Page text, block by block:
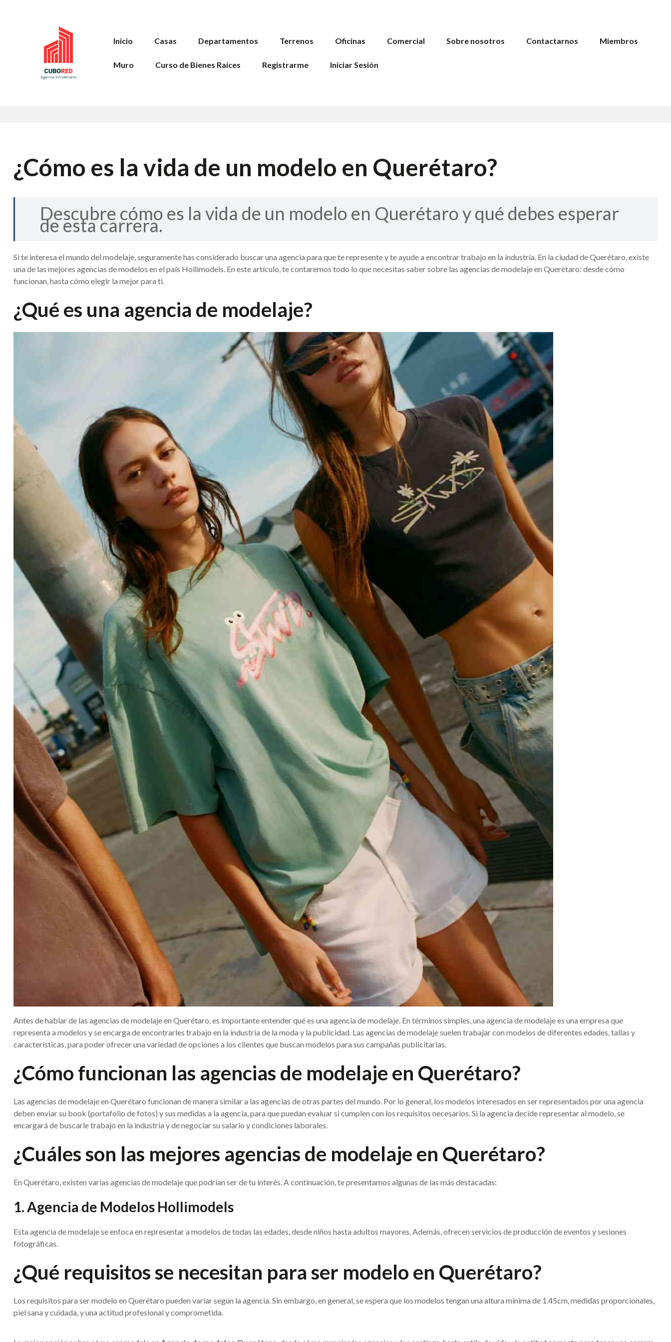
Inicio Casas Departamentos Terrenos Oficinas Comercial Sobre nosotros Contactarnos Miembros
Muro Curso de Bienes Raíces Registrarme Iniciar Sesión
¿Cómo es la vida de un modelo en Querétaro?
Descubre cómo es la vida de un modelo en Querétaro y qué debes esperar
de esta carrera.
Si te interesa el mundo del modelaje, seguramente has considerado buscar una agencia para que te represente y te ayude a encontrar trabajo en la industria. En la ciudad de Querétaro, existe
una de las mejores agencias de modelos en el país Hollimodels. En este artículo, te contaremos todo lo que necesitas saber sobre las agencias de modelaje en Querétaro: desde cómo
funcionan, hasta cómo elegir la mejor para ti.
¿Qué es una agencia de modelaje?
Antes de hablar de las agencias de modelaje en Querétaro, es importante entender qué es una agencia de modelaje. En términos simples, una agencia de modelaje es una empresa que
representa a modelos y se encarga de encontrarles trabajo en la industria de la moda y la publicidad. Las agencias de modelaje suelen trabajar con modelos de diferentes edades, tallas y
características, para poder ofrecer una variedad de opciones a los clientes que buscan modelos para sus campañas publicitarias.
¿Cómo funcionan las agencias de modelaje en Querétaro?
Las agencias de modelaje en Querétaro funcionan de manera similar a las agencias de otras partes del mundo. Por lo general, los modelos interesados en ser representados por una agencia
deben enviar su book (portafolio de fotos) y sus medidas a la agencia, para que puedan evaluar si cumplen con los requisitos necesarios. Si la agencia decide representar al modelo, se
encargará de buscarle trabajo en la industria y de negociar su salario y condiciones laborales.
¿Cuáles son las mejores agencias de modelaje en Querétaro?
En Querétaro, existen varias agencias de modelaje que podrían ser de tu interés. A continuación, te presentamos algunas de las más destacadas:
1. Agencia de Modelos Hollimodels
Esta agencia de modelaje se enfoca en representar a modelos de todas las edades, desde niños hasta adultos mayores. Además, ofrecen servicios de producción de eventos y sesiones
fotográficas.
¿Qué requisitos se necesitan para ser modelo en Querétaro?
Los requisitos para ser modelo en Querétaro pueden variar según la agencia. Sin embargo, en general, se espera que los modelos tengan una altura mínima de 1.45cm, medidas proporcionales,
piel sana y cuidada, y una actitud profesional y comprometida.